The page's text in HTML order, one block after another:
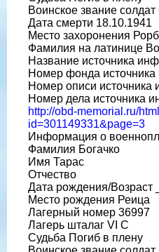
Воинское звание
Дата смерти 18.10.1941
Место захоронения
Фамилия на латинице
Название источника
Номер фонда
Номер описи
Номер дела источника
http://obd-memorial.ru/
id=301149331&page=3
Информация о
Фамилия Богачко
Имя Тарас
Отчество
Дата рождения/Возраст
Место рождения Реица
Лагерный номер 36997
Лагерь шталаг VI C
Судьба Погиб в плену